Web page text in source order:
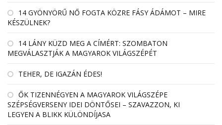
14 GYÖNYÖRŰ NŐ FOGTA KÖZRE FÁSY ÁDÁMOT – MIRE
KÉSZÜLNEK?
14 LÁNY KÜZD MEG A CÍMÉRT: SZOMBATON
MEGVÁLASZTJÁK A MAGYAROK VILÁGSZÉPÉT
TEHER, DE IGAZÁN ÉDES!
ŐK TIZENNÉGYEN A MAGYAROK VILÁGSZÉPE
SZÉPSÉGVERSENY IDEI DÖNTŐSEI – SZAVAZZON, KI
LEGYEN A BLIKK KÜLÖNDÍJASA